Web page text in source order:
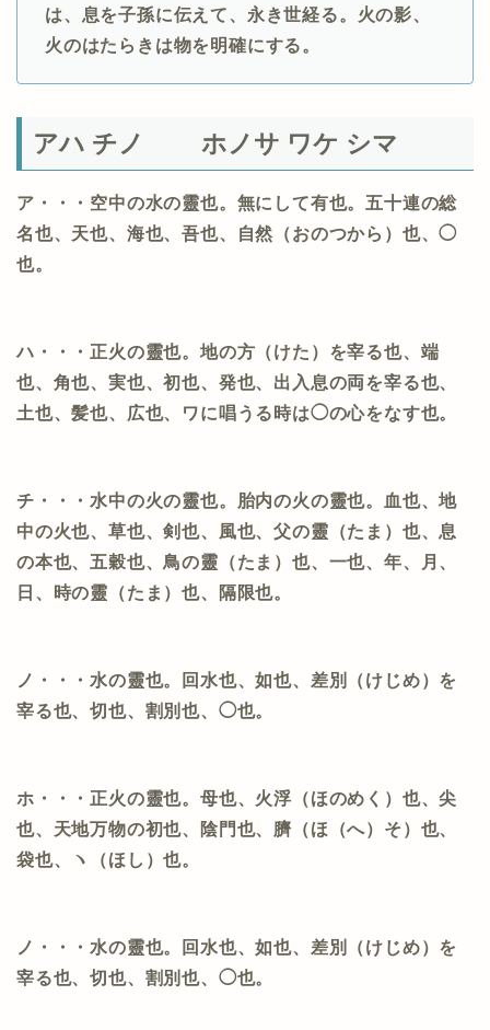
は、息を子孫に伝えて、永き世経る。火の影、
火のはたらきは物を明確にする。
アハ チノ ホノサ ワケ シマ
ア・・・空中の水の靈也。無にして有也。五十連の総
名也、天也、海也、吾也、自然（おのつから）也、◯
也。
ハ・・・正火の靈也。地の方（けた）を宰る也、端
也、角也、実也、初也、発也、出入息の両を宰る也、
土也、髪也、広也、ワに唱うる時は◯の心をなす也。
チ・・・水中の火の靈也。胎内の火の靈也。血也、地
中の火也、草也、剣也、風也、父の靈（たま）也、息
の本也、五穀也、鳥の靈（たま）也、一也、年、月、
日、時の靈（たま）也、隔限也。
ノ・・・水の靈也。回水也、如也、差別（けじめ）を
宰る也、切也、割別也、◯也。
ホ・・・正火の靈也。母也、火浮（ほのめく）也、尖
也、天地万物の初也、陰門也、臍（ほ（へ）そ）也、
袋也、ヽ（ほし）也。
ノ・・・水の靈也。回水也、如也、差別（けじめ）を
宰る也、切也、割別也、◯也。